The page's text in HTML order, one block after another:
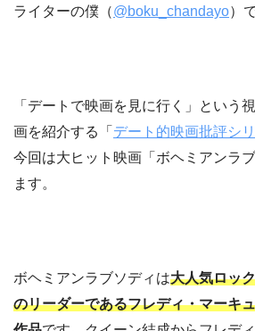
ライターの僕（@boku_chandayo）
「デートで映画を見に行く」という
画を紹介する「 デート的映画批評シ
今回は大ヒット映画「ボヘミアンラ
ます。
ボヘミアンラブソディは大人気ロッ
のリーダーであるフレディ・マーキ